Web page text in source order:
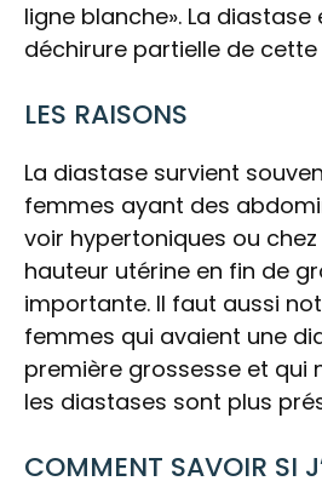
ligne blanche». La
déchirure partielle de cette
LES RAISONS
La diastase survient
femmes ayant des
voir hypertoniques ou
hauteur utérine en fin de
importante. Il faut aussi
femmes qui avaient une
première grossesse et qui
les diastases sont plus
COMMENT SAVOIR SI